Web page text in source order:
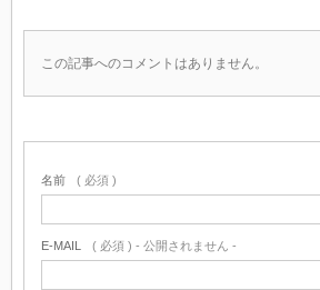
この記事へのコメントはありません。
名前 ( 必須 )
E-MAIL ( 必須 ) - 公開されません -